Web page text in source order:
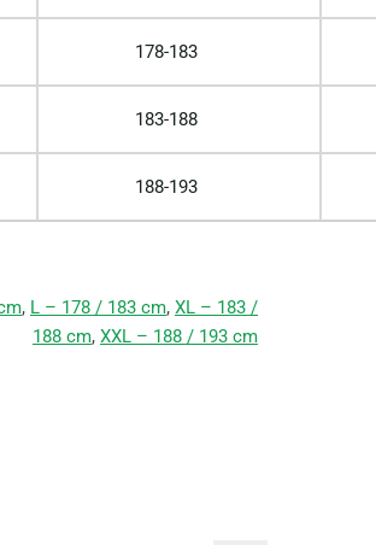
178-183
183-188
188-193
, L – 178 / 183 cm, XL – 183 /
188 cm, XXL – 188 / 193 cm